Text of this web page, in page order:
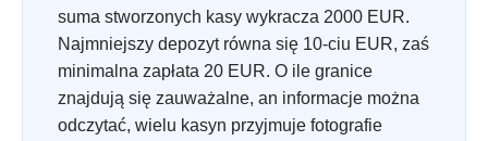
suma stworzonych kasy wykracza 2000 EUR.
Najmniejszy depozyt równa się 10-ciu EUR, zaś
minimalna zapłata 20 EUR. O ile granice
znajdują się zauważalne, an informacje można
odczytać, wielu kasyn przyjmuje fotografie